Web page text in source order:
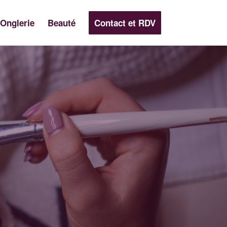
Onglerie Beauté Contact et RDV